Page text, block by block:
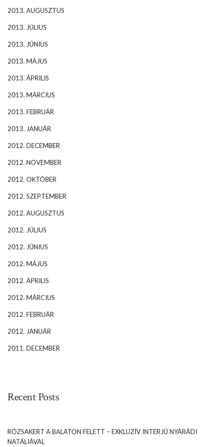
2013. AUGUSZTUS
2013. JÚLIUS
2013. JÚNIUS
2013. MÁJUS
2013. ÁPRILIS
2013. MÁRCIUS
2013. FEBRUÁR
2013. JANUÁR
2012. DECEMBER
2012. NOVEMBER
2012. OKTÓBER
2012. SZEPTEMBER
2012. AUGUSZTUS
2012. JÚLIUS
2012. JÚNIUS
2012. MÁJUS
2012. ÁPRILIS
2012. MÁRCIUS
2012. FEBRUÁR
2012. JANUÁR
2011. DECEMBER
Recent Posts
RÓZSAKERT A BALATON FELETT – EXKLUZÍV INTERJÚ NYÁRÁDI
NATÁLIÁVAL